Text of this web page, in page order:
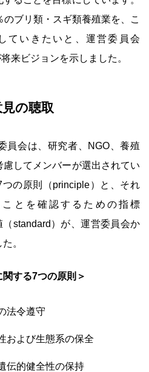
ブリ類・スギ類養殖業を、こ
ていきたいと、運営委員会
来ビジョンを示しました。
の聴取
員会は、研究者、NGO、養殖
してメンバーが選出されてい
の原則（principle）と、それ
とを確認するための指標
（standard）が、運営委員会か
。
する7つの原則＞
法令遵守
および生態系の保全
伝的健全性の保持